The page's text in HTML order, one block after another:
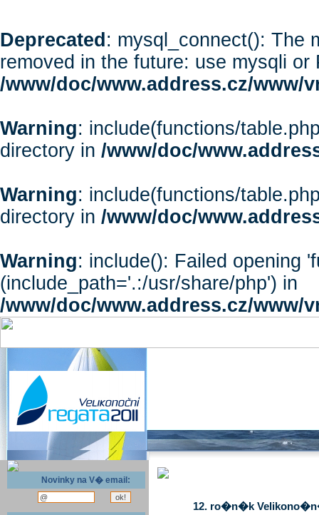
Deprecated : mysql_connect(): The
removed in the future: use mysqli or
/www/doc/www.address.cz/www/
Warning: include(functions/
directory in /www/doc/
Warning: include(functions/
directory in /www/doc/
Warning: include(): Failed opening
(include_path='.:/usr/share/php') in
/www/doc/www.address.cz/www/
Novinky na V� email:
12. ro�n�k